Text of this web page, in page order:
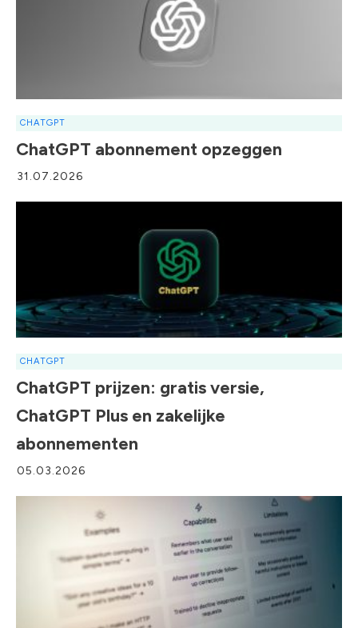
CHATGPT
ChatGPT abonnement opzeggen
31.07.2026
CHATGPT
ChatGPT prijzen: gratis versie,
ChatGPT Plus en zakelijke
abonnementen
05.03.2026